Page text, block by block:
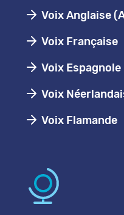
Voix Anglaise
Voix Française
Voix Espagnole
Voix
Voix Flamande